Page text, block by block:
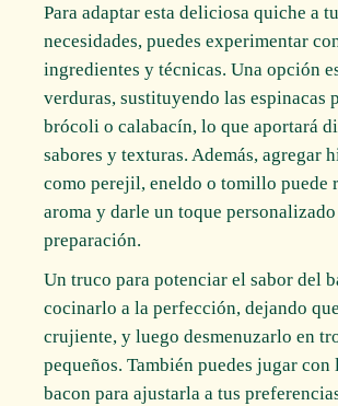
Para adaptar esta deliciosa quiche a
necesidades, puedes experimentar
ingredientes y técnicas. Una opción
verduras, sustituyendo las espinacas
brócoli o calabacín, lo que aportará
sabores y texturas. Además, agregar
como perejil, eneldo o tomillo puede
aroma y darle un toque
preparación.
Un truco para potenciar el sabor del
cocinarlo a la perfección, dejando
crujiente, y luego desmenuzarlo en
pequeños. También puedes jugar con
bacon para ajustarla a tus